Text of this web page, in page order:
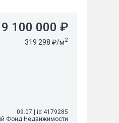
9 100 000 ₽
319 298 ₽/м2
09.07
id 4179285
Фонд Недвижимости